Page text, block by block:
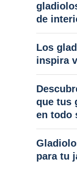
de
Los
inspira
que tus
en todo
para tu